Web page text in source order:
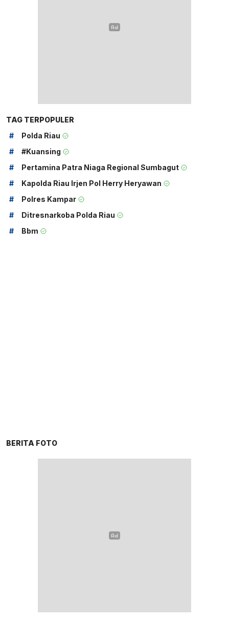
TAG TERPOPULER
#
Polda Riau
#
#kuansing
#
Pertamina Patra Niaga Regional Sumbagut
#
Kapolda Riau Irjen Pol Herry Heryawan
#
Polres Kampar
#
Ditresnarkoba Polda Riau
#
Bbm
BERITA FOTO